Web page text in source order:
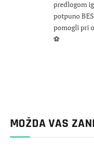
predlogom
potpuno
pomogli pri
⚽
MOŽDA VAS